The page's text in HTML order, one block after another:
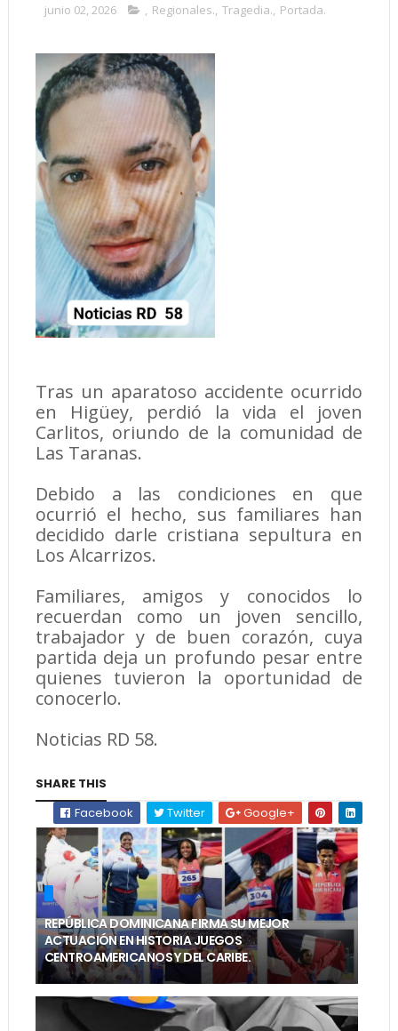
junio 02, 2026 , Regionales., Tragedia., Portada.
Tras un aparatoso accidente ocurrido
en Higüey, perdió la vida el joven
Carlitos, oriundo de la comunidad de
Las Taranas.
Debido a las condiciones en que
ocurrió el hecho, sus familiares han
decidido darle cristiana sepultura en
Los Alcarrizos.
Familiares, amigos y conocidos lo
recuerdan como un joven sencillo,
trabajador y de buen corazón, cuya
partida deja un profundo pesar entre
quienes tuvieron la oportunidad de
conocerlo.
Noticias RD 58.
SHARE THIS
Facebook
Twitter Google+
REPÚBLICA DOMINICANA FIRMA SU MEJOR
ACTUACIÓN EN HISTORIA JUEGOS
CENTROAMERICANOS Y DEL CARIBE.